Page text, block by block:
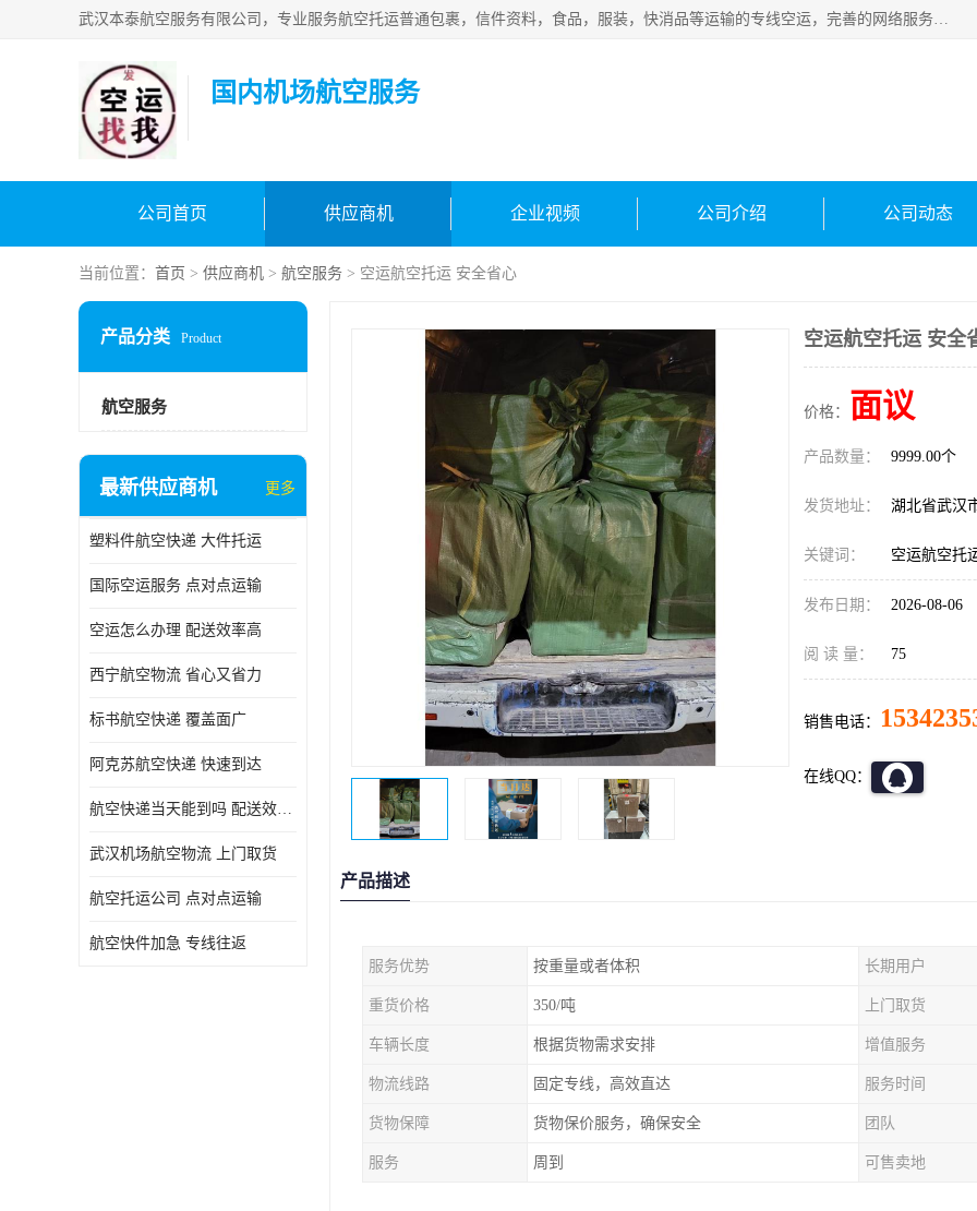
武汉本泰航空服务有限公司，专业服务航空托运普通包裹，信件资料，食品，服装，快消品等运输的专线空运，完善的网络服务确保为客户提供准确、*、安全的“门对门”服务，本着“诚信为本、精诚合作”的服务宗旨.“以安全运输为保障，以运价合理要求市场”的经营理念。武汉机场货运、武汉航空物流、武汉空运、武汉天河国际机场东方、南方、国际航空、机场空运业务覆盖国内二三线机场城市，如：武汉-敦煌、武汉-柳州等
国内机场航空服务
公司首页 供应商机 企业视频 公司介绍 公司动态
当前位置： 首页 > 供应商机 > 航空服务 > 空运航空托运 安全省心
产品分类 Product
航空服务
最新供应商机 更多
塑料件航空快递 大件托运
国际空运服务 点对点运输
空运怎么办理 配送效率高
西宁航空物流 省心又省力
标书航空快递 覆盖面广
阿克苏航空快递 快速到达
航空快递当天能到吗 配送效率高
武汉机场航空物流 上门取货
航空托运公司 点对点运输
航空快件加急 专线往返
空运航空托运 安全
价格： 面议
产品数量： 9999.00个
发货地址： 湖北省武汉
关键词： 空运航空托
发布日期： 2026-08-06
阅 读 量： 75
销售电话：
在线QQ：
产品描述
服务优势 按重量或者体积 长期用户
重货价格 350/吨 上门取货
车辆长度 根据货物需求安排 增值服务
物流线路 固定专线，高效直达 服务时间
货物保障 货物保价服务，确保安全 团队
服务 周到 可售卖地